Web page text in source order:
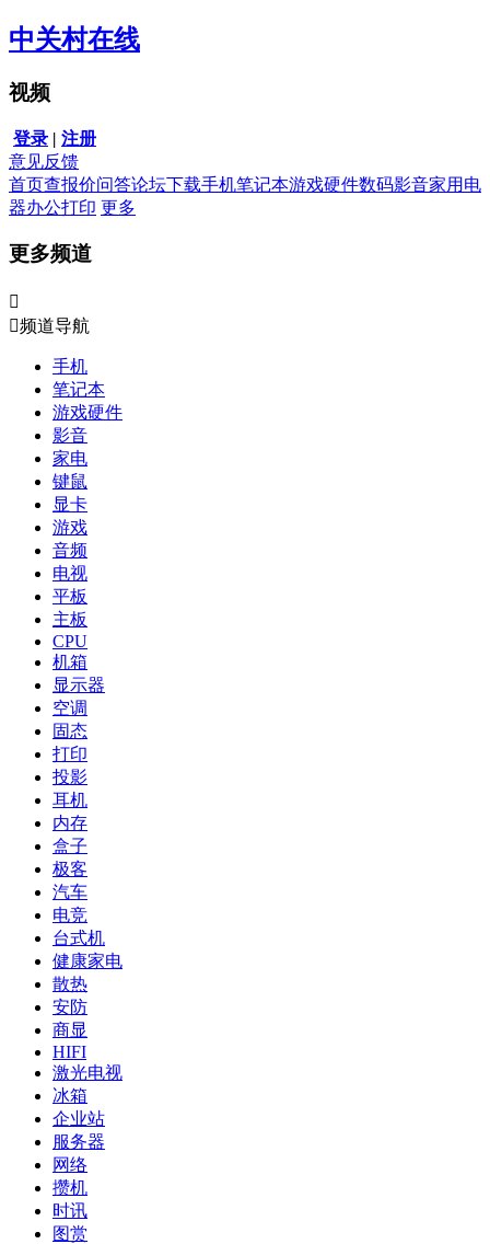
中关村在线
视频
登录 | 注册
意见反馈
首页查报价问答论坛下载手机笔记本游戏硬件数码影音家用电
器办公打印 更多
更多频道

频道导航
手机
笔记本
游戏硬件
影音
家电
键鼠
显卡
游戏
音频
电视
平板
主板
CPU
机箱
显示器
空调
固态
打印
投影
耳机
内存
盒子
极客
汽车
电竞
台式机
健康家电
散热
安防
商显
HIFI
激光电视
冰箱
企业站
服务器
网络
攒机
时讯
图赏